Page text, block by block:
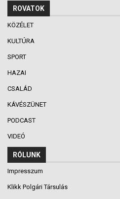
ROVATOK
KÖZÉLET
KULTÚRA
SPORT
HAZAI
CSALÁD
KÁVÉSZÜNET
PODCAST
VIDEÓ
RÓLUNK
Impresszum
Klikk Polgári Társulás